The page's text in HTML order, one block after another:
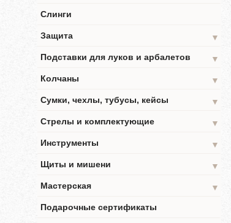
Слинги
Защита
▼
Подставки для луков и арбалетов
▼
Колчаны
▼
Сумки, чехлы, тубусы, кейсы
▼
Стрелы и комплектующие
▼
Инструменты
▼
Щиты и мишени
▼
Мастерская
▼
Подарочные сертификаты